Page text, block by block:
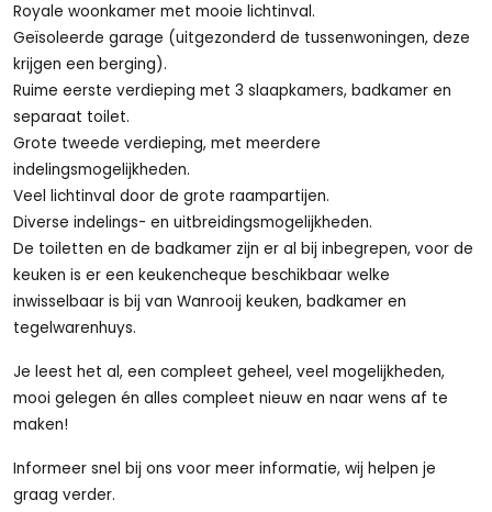
Royale woonkamer met mooie lichtinval.
Geïsoleerde garage (uitgezonderd de tussenwoningen, deze
krijgen een berging).
Ruime eerste verdieping met 3 slaapkamers, badkamer en
separaat toilet.
Grote tweede verdieping, met meerdere
indelingsmogelijkheden.
Veel lichtinval door de grote raampartijen.
Diverse indelings- en uitbreidingsmogelijkheden.
De toiletten en de badkamer zijn er al bij inbegrepen, voor de
keuken is er een keukencheque beschikbaar welke
inwisselbaar is bij van Wanrooij keuken, badkamer en
tegelwarenhuys.
Je leest het al, een compleet geheel, veel mogelijkheden,
mooi gelegen én alles compleet nieuw en naar wens af te
maken!
Informeer snel bij ons voor meer informatie, wij helpen je
graag verder.